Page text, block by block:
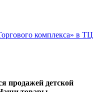
комплекса» в ТЦ
продажей детской